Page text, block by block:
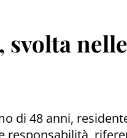
di 48 anni,
responsabilità,